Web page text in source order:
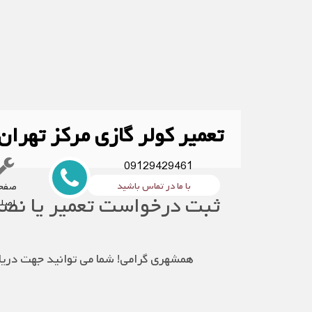
09129429461
با ما در تماس باشید
تعمیر کولر گازی مرکز
تعمیر کولر گازی مرکز تهران نمایندگی تعمیر کولر گازی
بهارشیراز زرتشت بهجت آباد
ثبت درخواست تعمیر یا
همشهری گرامی! شما می توانید جهت